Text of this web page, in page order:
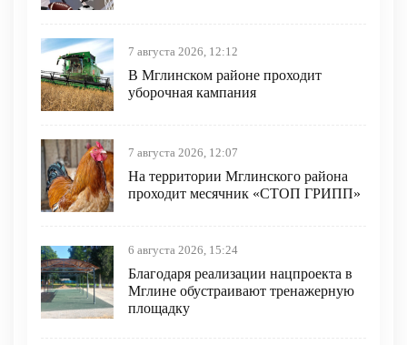
7 августа 2026, 12:12
В Мглинском районе проходит
уборочная кампания
7 августа 2026, 12:07
На территории Мглинского района
проходит месячник «СТОП ГРИПП»
6 августа 2026, 15:24
Благодаря реализации нацпроекта в
Мглине обустраивают тренажерную
площадку